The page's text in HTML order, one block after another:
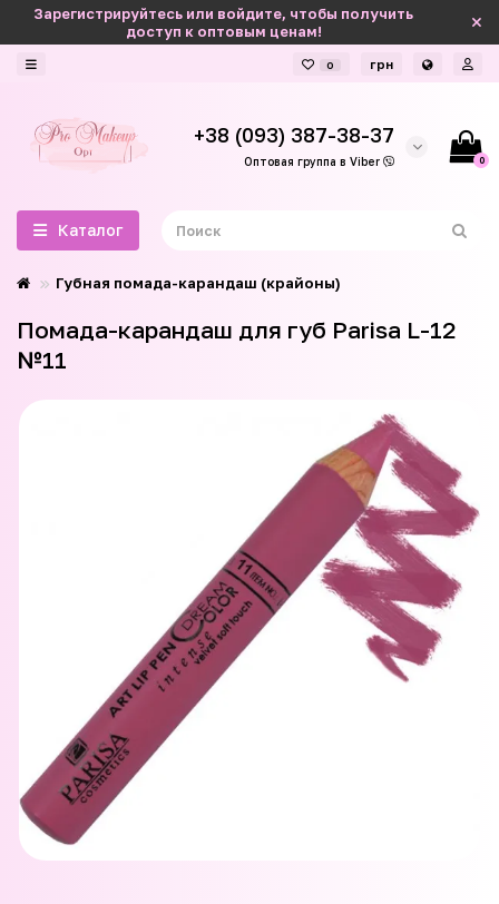
Зарегистрируйтесь или войдите, чтобы получить
доступ к оптовым ценам!
0 грн
+38 (093) 387-38-37
Оптовая группа в Viber 0
Каталог
Губная помада-карандаш (крайоны)
Помада-карандаш для губ Parisa L-12
№11